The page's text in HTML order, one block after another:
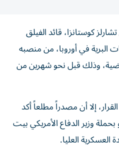
كوستانزا، قائد الفيلق
في أوروبا، من منصبه
وذلك قبل نحو شهرين من
إلا أن مصدراً مطلعاً أكد
وزير الدفاع الأمريكي بيت
العليا.